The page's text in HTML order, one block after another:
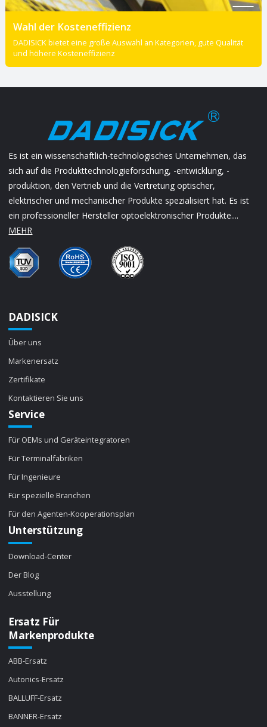
Wahl der Kosteneffizienz
DADISICK bietet eine große Auswahl an Kategorien, gute Qualität
und höhere Kosteneffizienz
Es ist ein wissenschaftlich-technologisches Unternehmen, das
sich auf die Produkttechnologieforschung, -entwicklung, -
produktion, den Vertrieb und die Vertretung optischer,
elektrischer und mechanischer Produkte spezialisiert hat. Es ist
ein professioneller Hersteller optoelektronischer Produkte....
MEHR
DADISICK
Über uns
Markenersatz
Zertifikate
Kontaktieren Sie uns
Service
Für OEMs und Geräteintegratoren
Für Terminalfabriken
Für Ingenieure
Für spezielle Branchen
Für den Agenten-Kooperationsplan
Unterstützung
Download-Center
Der Blog
Ausstellung
Ersatz Für
Markenprodukte
ABB-Ersatz
Autonics-Ersatz
BALLUFF-Ersatz
BANNER-Ersatz